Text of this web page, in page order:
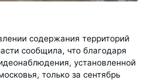
содержания территорий
сообщила, что благодаря
установленной
только за сентябрь